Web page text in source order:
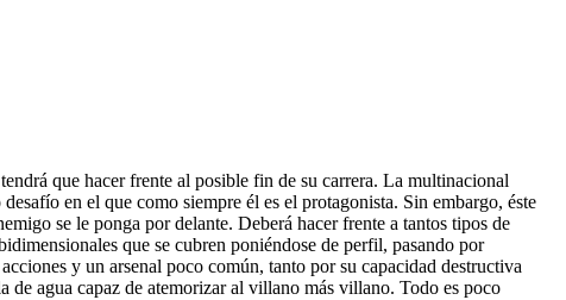
que hacer frente al posible fin de su carrera. La multinacional
en el que como siempre él es el protagonista. Sin embargo, éste
se le ponga por delante. Deberá hacer frente a tantos tipos de
que se cubren poniéndose de perfil, pasando por
y un arsenal poco común, tanto por su capacidad destructiva
de agua capaz de atemorizar al villano más villano. Todo es poco